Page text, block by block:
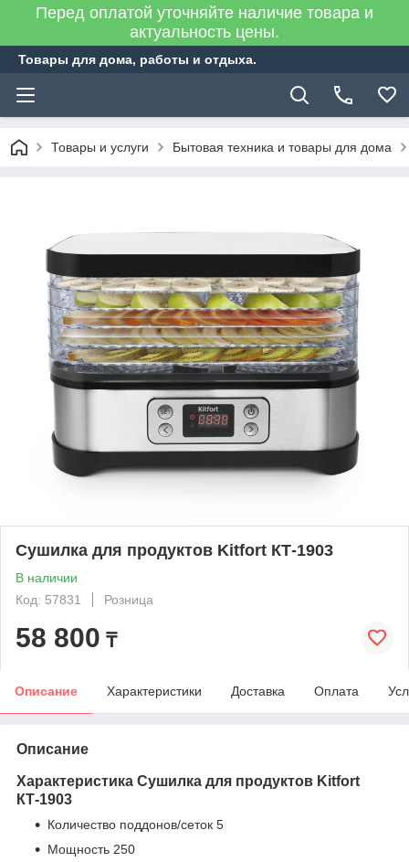
Перед оплатой уточняйте наличие товара и
актуальность цены.
Товары для дома, работы и отдыха.
Товары и услуги Бытовая техника и товары для дома
Сушилка для продуктов Kitfort КТ-1903
В наличии
Код: 57831
Розница
58 800 ₸
Описание Характеристики Доставка Оплата
Описание
Характеристика Сушилка для продуктов Kitfort
КТ-1903
Количество поддонов/сеток 5
Мощность 250